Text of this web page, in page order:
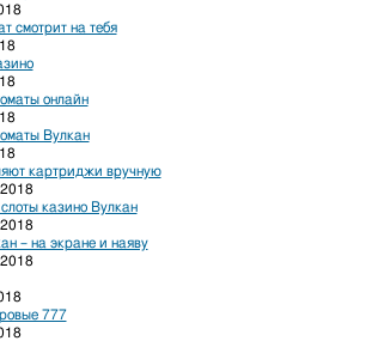
смотрит на тебя
онлайн
Вулкан
картриджи вручную
казино Вулкан
– на экране и наяву
777